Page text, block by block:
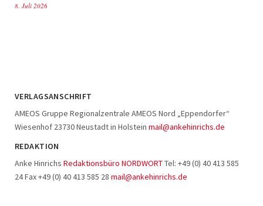
8. Juli 2026
VERLAGSANSCHRIFT
AMEOS Gruppe Regionalzentrale AMEOS Nord „Eppendorfer“
Wiesenhof 23730 Neustadt in Holstein mail@ankehinrichs.de
REDAKTION
Anke Hinrichs Redaktionsbüro NORDWORTTel: +49 (0) 40 413 585
24 Fax +49 (0) 40 413 585 28 mail@ankehinrichs.de